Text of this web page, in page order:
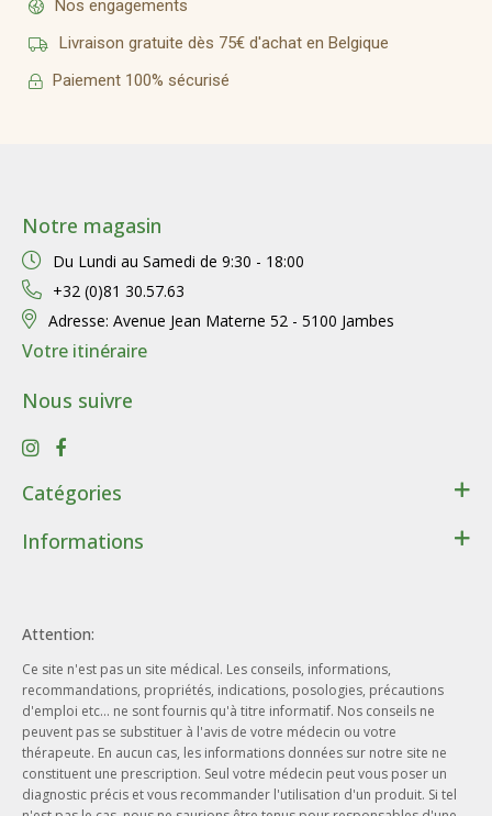
Nos engagements
Livraison gratuite dès 75€ d'achat en Belgique
Paiement 100% sécurisé
Catégories
Santé
Cadeaux
Phytothérapie
Aromathérapie
Ayurveda
Herboristerie
Nos actualités
Informations
Données personnelles
Conditions d’utilisation du site web
Notre entreprise
Nos engagements
Nos offres d'emploi
Notre magasin
Du Lundi au Samedi de 9:30 - 18:00
+32 (0)81 30.57.63
Adresse: Avenue Jean Materne 52 - 5100 Jambes
Votre itinéraire
Nous suivre
Attention:
Ce site n'est pas un site médical. Les conseils, informations,
recommandations, propriétés, indications, posologies, précautions
d'emploi etc... ne sont fournis qu'à titre informatif. Nos conseils ne
peuvent pas se substituer à l'avis de votre médecin ou votre
thérapeute. En aucun cas, les informations données sur notre site ne
constituent une prescription. Seul votre médecin peut vous poser un
diagnostic précis et vous recommander l'utilisation d'un produit. Si tel